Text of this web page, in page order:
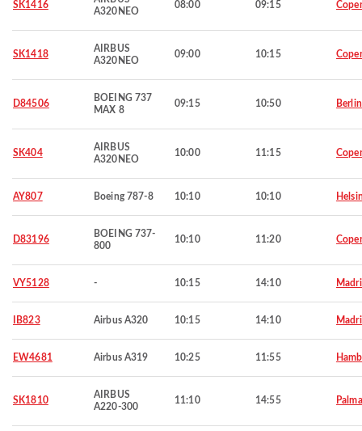
SK1416
A320NEO
08:00 09:15
SK1418
AIRBUS
A320NEO
09:00 10:15
D84506
BOEING 737
MAX 8
09:15 10:50 Berlin
SK404
AIRBUS
A320NEO
10:00 11:15
AY807 Boeing 787-8 10:10 10:10
D83196
BOEING 737-
800
10:10 11:20
VY5128 - 10:15 14:10
IB823 Airbus A320 10:15 14:10
EW4681 Airbus A319 10:25 11:55
SK1810
AIRBUS
A220-300
11:10 14:55